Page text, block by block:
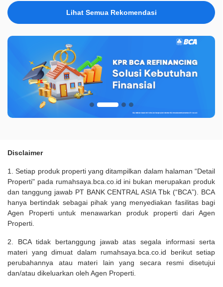
Lihat Semua Rekomendasi
Disclaimer
1. Setiap produk properti yang ditampilkan dalam halaman “Detail
Properti" pada rumahsaya.bca.co.id ini bukan merupakan produk
dan tanggung jawab PT BANK CENTRAL ASIA Tbk (“BCA”). BCA
hanya bertindak sebagai pihak yang menyediakan fasilitas bagi
Agen Properti untuk menawarkan produk properti dari Agen
Properti.
2. BCA tidak bertanggung jawab atas segala informasi serta
materi yang dimuat dalam rumahsaya.bca.co.id berikut setiap
perubahannya atau materi lain yang secara resmi disetujui
dan/atau dikeluarkan oleh Agen Properti.